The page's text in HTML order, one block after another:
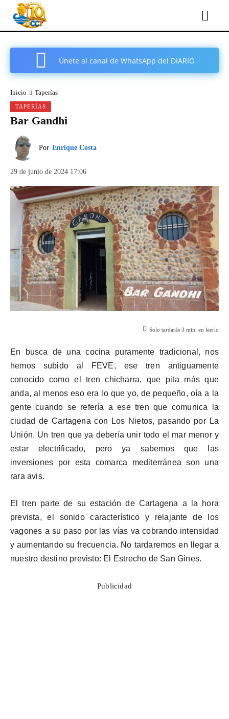
Únete al canal de WhatsApp del DIARIO
Inicio Taperías
TAPERÍAS
Bar Gandhi
Por Enrique Costa
29 de junio de 2024 17:06
Solo tardarás 3 min. en leerlo
En busca de una cocina puramente tradicional, nos
hemos subido al FEVE, ese tren antiguamente
conocido como el tren chicharra, que pita más que
anda, al menos eso era lo que yo, de pequeño, oía a la
gente cuando se refería a ese tren que comunica la
ciudad de Cartagena con Los Nietos, pasando por La
Unión. Un tren que ya debería unir todo el mar menor y
estar electrificado, pero ya sabemos que las
inversiones por esta comarca mediterránea son una
rara avis.
El tren parte de su estación de Cartagena a la hora
prevista, el sonido característico y relajante de los
vagones a su paso por las vías va cobrando intensidad
y aumentando su frecuencia. No tardaremos en llegar a
nuestro destino previsto: El Estrecho de San Gines.
Publicidad